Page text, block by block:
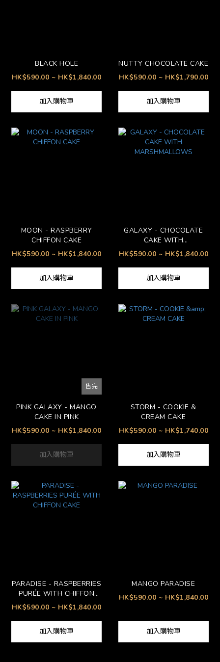
BLACK HOLE
HK$590.00 ~ HK$1,840.00
加入購物車
NUTTY CHOCOLATE CAKE
HK$590.00 ~ HK$1,790.00
加入購物車
MOON - RASPBERRY
CHIFFON CAKE
HK$590.00 ~ HK$1,840.00
加入購物車
GALAXY - CHOCOLATE
CAKE WITH
MARSHMALLOWS
HK$590.00 ~ HK$1,840.00
加入購物車
售完
PINK GALAXY - MANGO
CAKE IN PINK
HK$590.00 ~ HK$1,840.00
加入購物車
STORM - COOKIE &
CREAM CAKE
HK$590.00 ~ HK$1,740.00
加入購物車
PARADISE - RASPBERRIES
PURÉE WITH CHIFFON
CAKE
HK$590.00 ~ HK$1,840.00
加入購物車
MANGO PARADISE
HK$590.00 ~ HK$1,840.00
加入購物車